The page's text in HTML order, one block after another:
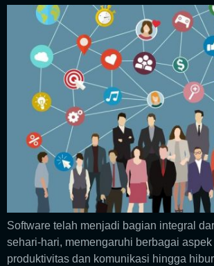
Software telah menjadi bagian integral
sehari-hari, memengaruhi berbagai
produktivitas dan komunikasi hingga